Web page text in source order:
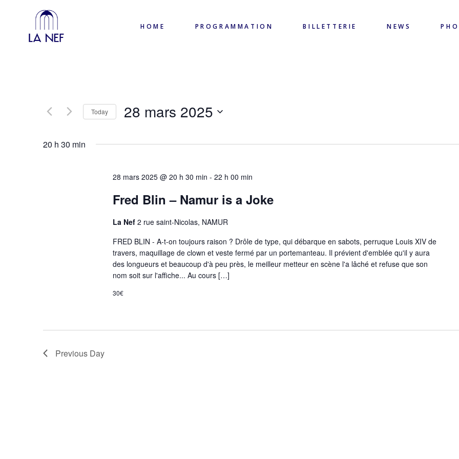
HOME PROGRAMMATION BILLETTERIE NEWS
Today 28 mars 2025
20 h 30 min
28 mars 2025 @ 20 h 30 min - 22 h 00 min
Fred Blin – Namur is a Joke
La Nef 2 rue saint-Nicolas, NAMUR
FRED BLIN - A-t-on toujours raison ? Drôle de type, qui débarque en sabots, perruque Louis XIV de
travers, maquillage de clown et veste fermé par un portemanteau. Il prévient d'emblée qu'il y aura
des longueurs et beaucoup d'à peu près, le meilleur metteur en scène l'a lâché et refuse que son
nom soit sur l'affiche... Au cours […]
30€
Previous Day